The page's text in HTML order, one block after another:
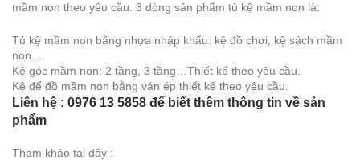
mầm non theo yêu cầu. 3 dòng sản phẩm tủ kệ mầm non là:
Tủ kệ mầm non bằng nhựa nhập khẩu: kệ đồ chơi, kệ sách mầm
non…
Kệ góc mầm non: 2 tầng, 3 tầng…Thiết kế theo yêu cầu.
Kệ để đồ mầm non bằng ván ép thiết kế theo yêu cầu.
Liên hệ : 0976 13 5858 để biết thêm thông tin về sản
phẩm
Tham khảo tại đây :